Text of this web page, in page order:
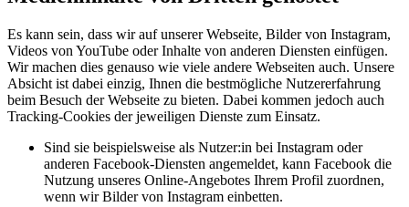
Es kann sein, dass wir auf unserer Webseite, Bilder von Instagram,
Videos von YouTube oder Inhalte von anderen Diensten einfügen.
Wir machen dies genauso wie viele andere Webseiten auch. Unsere
Absicht ist dabei einzig, Ihnen die bestmögliche Nutzererfahrung
beim Besuch der Webseite zu bieten. Dabei kommen jedoch auch
Tracking-Cookies der jeweiligen Dienste zum Einsatz.
Sind sie beispielsweise als Nutzer:in bei Instagram oder
anderen Facebook-Diensten angemeldet, kann Facebook die
Nutzung unseres Online-Angebotes Ihrem Profil zuordnen,
wenn wir Bilder von Instagram einbetten.